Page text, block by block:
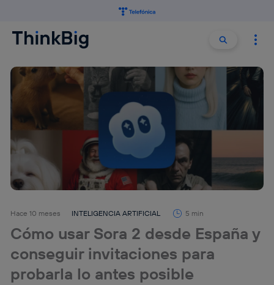
Buscar
Hace 10 meses INTELIGENCIA ARTIFICIAL 5 min
Cómo usar Sora 2 desde España y
conseguir invitaciones para
probarla lo antes posible